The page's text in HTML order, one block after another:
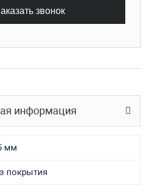
звонок
информация
мм
покрытия